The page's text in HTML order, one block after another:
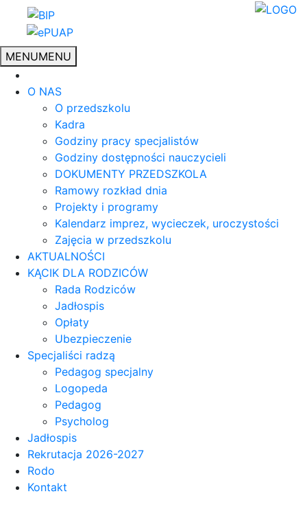
MENUMENU
O NAS
O przedszkolu
Kadra
Godziny pracy specjalistów
Godziny dostępności nauczycieli
DOKUMENTY PRZEDSZKOLA
Ramowy rozkład dnia
Projekty i programy
Kalendarz imprez, wycieczek, uroczystości
Zajęcia w przedszkolu
AKTUALNOŚCI
KĄCIK DLA RODZICÓW
Rada Rodziców
Jadłospis
Opłaty
Ubezpieczenie
Specjaliści radzą
Pedagog specjalny
Logopeda
Pedagog
Psycholog
Jadłospis
Rekrutacja 2026-2027
Rodo
Kontakt